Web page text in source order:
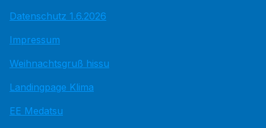
Datenschutz 1.6.2026
Impressum
Weihnachtsgruß hissu
Landingpage Klima
EE Medatsu